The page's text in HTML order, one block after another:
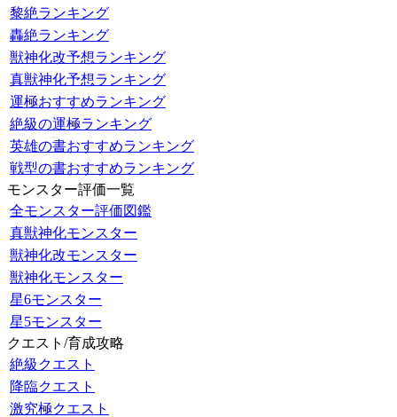
黎絶ランキング
轟絶ランキング
獣神化改予想ランキング
真獣神化予想ランキング
運極おすすめランキング
絶級の運極ランキング
英雄の書おすすめランキング
戦型の書おすすめランキング
モンスター評価一覧
全モンスター評価図鑑
真獣神化モンスター
獣神化改モンスター
獣神化モンスター
星6モンスター
星5モンスター
クエスト/育成攻略
絶級クエスト
降臨クエスト
激究極クエスト